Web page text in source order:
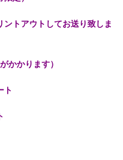
アウトしてお送り致しま
かります）